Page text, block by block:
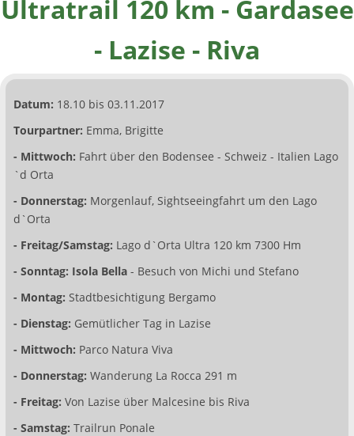
Ultratrail 120 km - Gardasee
- Lazise - Riva
Datum: 18.10 bis 03.11.2017
Tourpartner: Emma, Brigitte
- Mittwoch: Fahrt über den Bodensee - Schweiz - Italien Lago
`d Orta
- Donnerstag: Morgenlauf, Sightseeingfahrt um den Lago
d`Orta
- Freitag/Samstag: Lago d`Orta Ultra 120 km 7300 Hm
- Sonntag: Isola Bella - Besuch von Michi und Stefano
- Montag: Stadtbesichtigung Bergamo
- Dienstag: Gemütlicher Tag in Lazise
- Mittwoch: Parco Natura Viva
- Donnerstag: Wanderung La Rocca 291 m
- Freitag: Von Lazise über Malcesine bis Riva
- Samstag: Trailrun Ponale